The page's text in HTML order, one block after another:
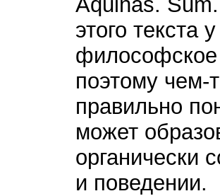
этого текста
философское
поэтому чем-
правильно
может
органически
и поведении.